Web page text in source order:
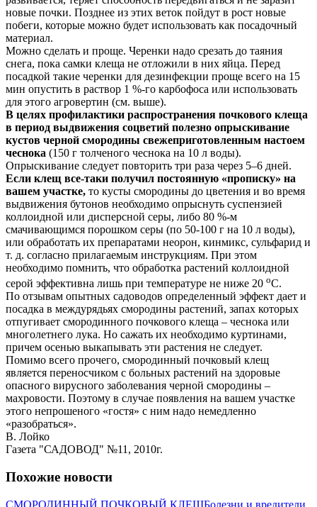
новые почки. Позднее из этих веток пойдут в рост новые
побеги, которые можно будет использовать как посадочный
материал.
Можно сделать и проще. Черенки надо срезать до таяния
снега, пока самки клеща не отложили в них яйца. Перед
посадкой такие черенки для дезинфекции проще всего на 15
мин опустить в раствор 1 %-го карбофоса или использовать
для этого агровертин (см. выше).
В целях профилактики распространения почкового клеща
в период выдвижения соцветий полезно опрыскивание
кустов черной смородины свежеприготовленным настоем
чеснока (150 г толченого чеснока на 10 л воды).
Опрыскивание следует повторить три раза через 5–6 дней.
Если клещ все­-таки получил постоянную «прописку» на
вашем участке, то кусты смородины до цветения и во время
выдвижения бутонов необходимо опрыснуть суспензией
коллоидной или дисперсной серы, либо 80 %-м
смачивающимся порошком серы (по 50-100 г на 10 л воды),
или обработать их препаратами неорон, кинмикс, сульфарид и
т. д. согласно прилагаемым инструкциям. При этом
необходимо помнить, что обработка растений коллоидной
серой эффективна лишь при температуре не ниже 20 оС.
По отзывам опытных садоводов определенный эффект дает и
посадка в междурядьях смородины растений, запах которых
отпугивает смородинного почкового клеща – чеснока или
многолетнего лука. Но сажать их необходимо куртинами,
причем осенью выкапывать эти растения не следует.
Помимо всего прочего, смородинный почковый клещ
является переносчиком с больных растений на здоровые
опасного вирусного заболевания черной смородины –
махровости. Поэтому в случае появления на вашем участке
этого непрошеного «гостя» с ним надо немедленно
«разобраться».
В. Лойко
Газета "САДОВОД" №11, 2010г.
Похожие новости
СМОРОДИННЫЙ ПОЧКОВЫЙ КЛЕЩБолезни и вредители